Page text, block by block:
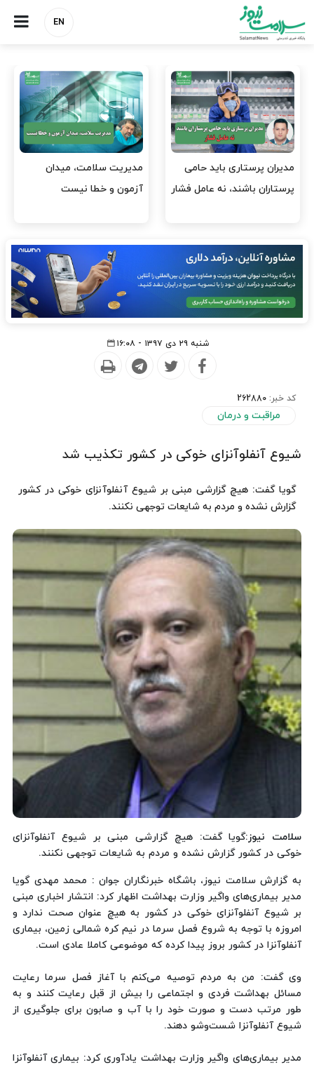
EN
وقت وزیر بهداشت باید صرف
افتتاح پروژه‌ها شود؟
واردات دارو و کالاهای اساسی
باید در اولویت تخصیص ارز
شنبه ۲۹ دی ۱۳۹۷ - ۱۶:۰۸
کد خبر: 262880
مراقبت و درمان
شیوع آنفلوآنزای خوکی در کشور تکذیب شد
گویا گفت: هیچ گزارشی مبنی بر شیوع آنفلوآنزای خوکی در کشور
گزارش نشده و مردم به شایعات توجهی نکنند.
سلامت نیوز:گویا گفت: هیچ گزارشی مبنی بر شیوع آنفلوآنزای
خوکی در کشور گزارش نشده و مردم به شایعات توجهی نکنند.
به گزارش سلامت نیوز، باشگاه خبرنگاران جوان : محمد مهدی گویا
مدیر بیماری‌های واگیر وزارت بهداشت اظهار کرد: انتشار اخباری مبنی
بر شیوع آنفلوآنزای خوکی در کشور به هیچ عنوان صحت ندارد و
امروزه با توجه به شروع فصل سرما در نیم کره شمالی زمین، بیماری
آنفلوآنزا در کشور بروز پیدا کرده که موضوعی کاملا عادی است.
وی گفت: من به مردم توصیه می‌کنم با آغاز فصل سرما رعایت
مسائل بهداشت فردی و اجتماعی را بیش از قبل رعایت کنند و به
طور مرتب دست و صورت خود را با آب و صابون برای جلوگیری از
شیوع آنفلوآنزا شست‌وشو دهند.
مدیر بیماری‌های واگیر وزارت بهداشت یادآوری کرد: بیماری آنفلوآنزا